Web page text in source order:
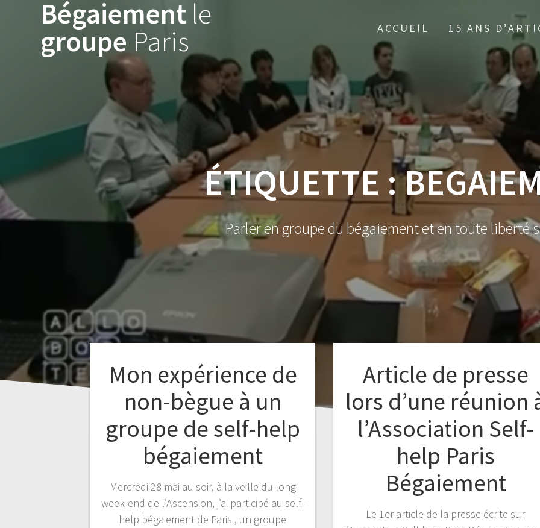
Bégaiement le
groupe Paris ACCUEIL 15 ANS
ÉTIQUETTE :
Parler en groupe du bégaiement et en toute liberté
Mon expérience de
non-bègue à un
groupe de self-help
bégaiement
Mercredi 28 mai au soir, à la veille du long
week-end de l’Ascension, j’ai participé au self-
help bégaiement de Paris , un groupe
Article de presse
lors d’une réunion
l’Association Self-
help Paris
Bégaiement
Le 1er article de la presse écrite sur